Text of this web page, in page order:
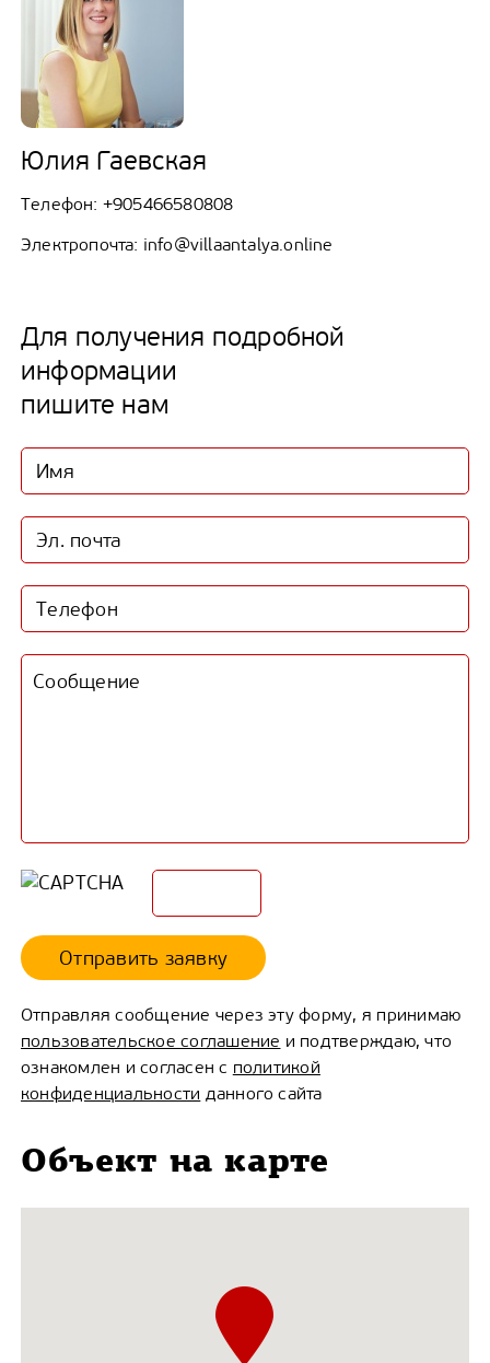
Юлия Гаевская
Телефон: +905466580808
Электропочта: info@villaantalya.online
Для получения подробной
информации
пишите нам
Отправить заявку
Отправляя сообщение через эту форму, я принимаю
пользовательское соглашение и подтверждаю, что
ознакомлен и согласен с политикой
конфиденциальности данного сайта
Объект на карте